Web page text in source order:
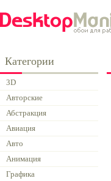
Категории
3D
Авторские
Абстракция
Авиация
Авто
Анимация
Графика